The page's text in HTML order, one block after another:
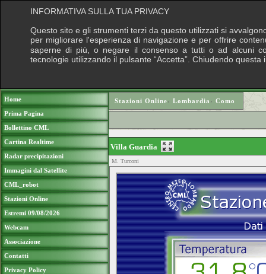
Home
Prima Pagina
Bollettino CML
Cartina Realtime
Radar precipitazioni
Immagini dal Satellite
CML_robot
Stazioni Online
Estremi 09/08/2026
Webcam
Associazione
Contatti
Privacy Policy
Stazioni Online› Lombardia › Como
Villa Guardia
M. Turconi
INFORMATIVA SULLA TUA PRIVACY
Questo sito e gli strumenti terzi da questo utilizzati si
per migliorare l'esperienza di navigazione e per offrire
saperne di più, o negare il consenso a tutti o ad alcuni
tecnologie utilizzando il pulsante “Accetta”. Chiudendo